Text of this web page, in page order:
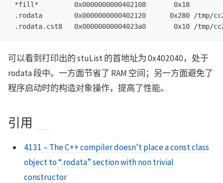
*fill*         0x0000000000402108       0x18
.rodata        0x0000000000402120      0x280 /tmp/
可以看到打印出的 stuList 的首地址为 0x402040，处于
rodata 段中。一方面节省了 RAM 空间；另一方面避免了
程序启动时的构造对象操作，提高了性能。
引用
4131 – The C++ compiler doesn’t place a const class
object to “.rodata” section with non trivial
constructor